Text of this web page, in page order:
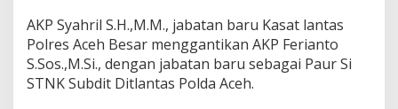
s
e
k
J
AKP Syahril S.H.,M.M., jabatan baru Kasat lantas
Polres Aceh Besar menggantikan AKP Ferianto
S.Sos.,M.Si., dengan jabatan baru sebagai Paur Si
STNK Subdit Ditlantas Polda Aceh.